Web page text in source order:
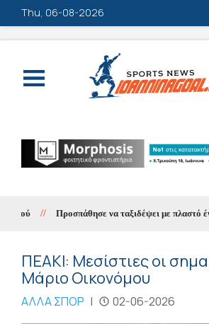
Thu, 06-08-2026
// Προσπάθησε να ταξιδέψει με πλαστό
ΠΕΑΚΙ: Μεσίστιες οι
Μάριο Οικονόμου
ΑΛΛΑ ΣΠΟΡ | 02-06-2026